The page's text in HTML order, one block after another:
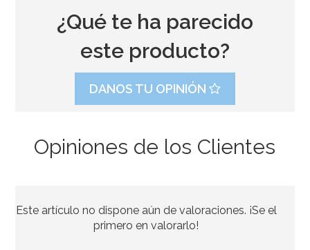
¿Qué te ha parecido
este producto?
DANOS TU OPINIÓN
Opiniones de los Clientes
Este artículo no dispone aún de valoraciones. ¡Se el
primero en valorarlo!